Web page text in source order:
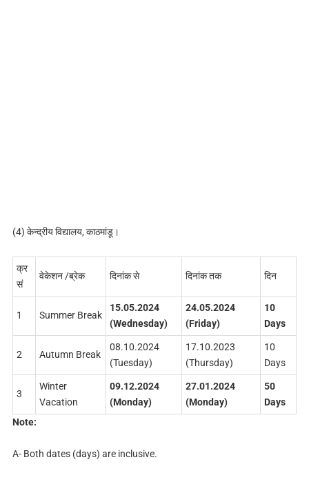
(4) केन्द्रीय विद्यालय, काठमांडू।
क्र
सं
वेकेशन /ब्रेक दिनांक से दिनांक तक दिन
1 Summer Break
15.05.2024
(Wednesday)
24.05.2024
(Friday)
10
Days
2 Autumn Break
08.10.2024
(Tuesday)
17.10.2023
(Thursday)
10
Days
3
Winter
Vacation
09.12.2024
(Monday)
27.01.2024
(Monday)
50
Days
Note:
A- Both dates (days) are inclusive.